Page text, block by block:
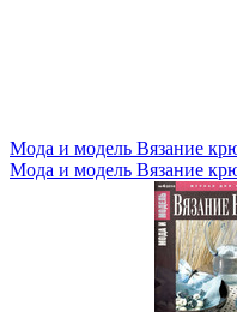
Мода и модель Вязание
Мода и модель Вязание